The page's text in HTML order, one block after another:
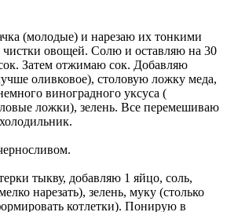
(молодые) и нарезаю их тонкими
овощей. Солю и оставляю на 30
Затем отжимаю сок. Добавляю
оливковое), столовую ложку меда,
виноградного уксуса (
ложки), зелень. Все перемешиваю
тыкву, добавляю 1 яйцо, соль,
нарезать), зелень, муку (столько
котлетки). Понирую в